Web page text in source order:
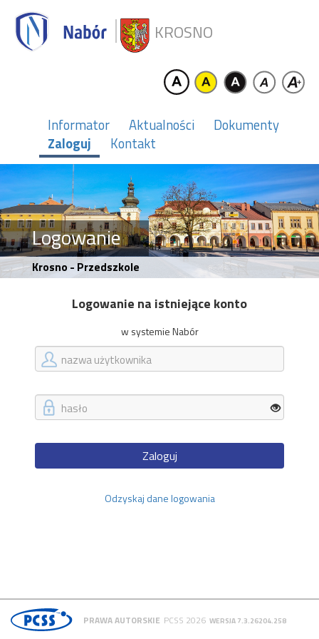
KROSNO
Informator Aktualności
Dokumenty
Zaloguj
Kontakt
Logowanie
Krosno - Przedszkole
Logowanie na istniejące konto
w systemie Nabór
Zaloguj
Odzyskaj dane logowania
PRAWA AUTORSKIE PCSS 2026 WERSJA 7.3.26204.258